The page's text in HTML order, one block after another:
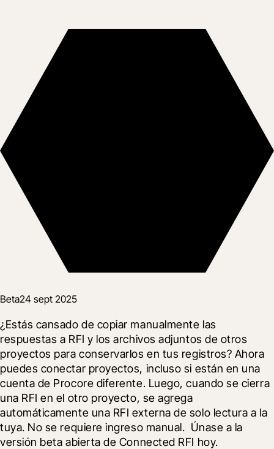
Beta24 sept 2025
¿Estás cansado de copiar manualmente las
respuestas a RFI y los archivos adjuntos de otros
proyectos para conservarlos en tus registros? Ahora
puedes conectar proyectos, incluso si están en una
cuenta de Procore diferente. Luego, cuando se cierra
una RFI en el otro proyecto, se agrega
automáticamente una RFI externa de solo lectura a la
tuya. No se requiere ingreso manual.  Únase a la
versión beta abierta de Connected RFI hoy.